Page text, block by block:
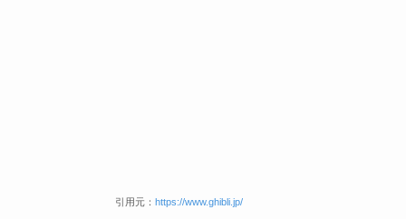
引用元：https://www.ghibli.jp/